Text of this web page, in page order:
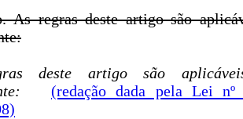
As regras deste artigo são
deste artigo são
(redação dada pela Lei